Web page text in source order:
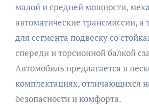
малой и средней мощности,
автоматические трансмиссии,
для сегмента подвеску со
спереди и торсионной балкой
Автомобиль предлагается в
комплектациях, отличающихся
безопасности и комфорта.